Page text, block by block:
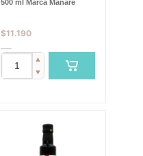
500 ml Marca Manare
$11.190
▲
▼